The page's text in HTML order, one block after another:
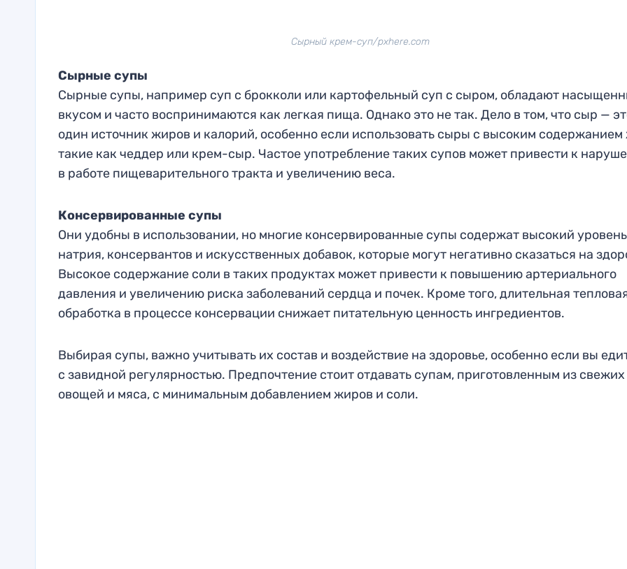
Сырный крем-суп/pxhere.com
Сырные супы
Сырные супы, например суп с брокколи или картофельный суп с сыром, обладают
вкусом и часто воспринимаются как легкая пища. Однако это не так. Дело в том, что сыр —
один источник жиров и калорий, особенно если использовать сыры с высоким
такие как чеддер или крем-сыр. Частое употребление таких супов может привести к
в работе пищеварительного тракта и увеличению веса.
Консервированные супы
Они удобны в использовании, но многие консервированные супы содержат высокий уровень
натрия, консервантов и искусственных добавок, которые могут негативно сказаться на
Высокое содержание соли в таких продуктах может привести к повышению артериального
давления и увеличению риска заболеваний сердца и почек. Кроме того, длительная
обработка в процессе консервации снижает питательную ценность ингредиентов.
Выбирая супы, важно учитывать их состав и воздействие на здоровье, особенно если вы
с завидной регулярностью. Предпочтение стоит отдавать супам, приготовленным из свежих
овощей и мяса, с минимальным добавлением жиров и соли.